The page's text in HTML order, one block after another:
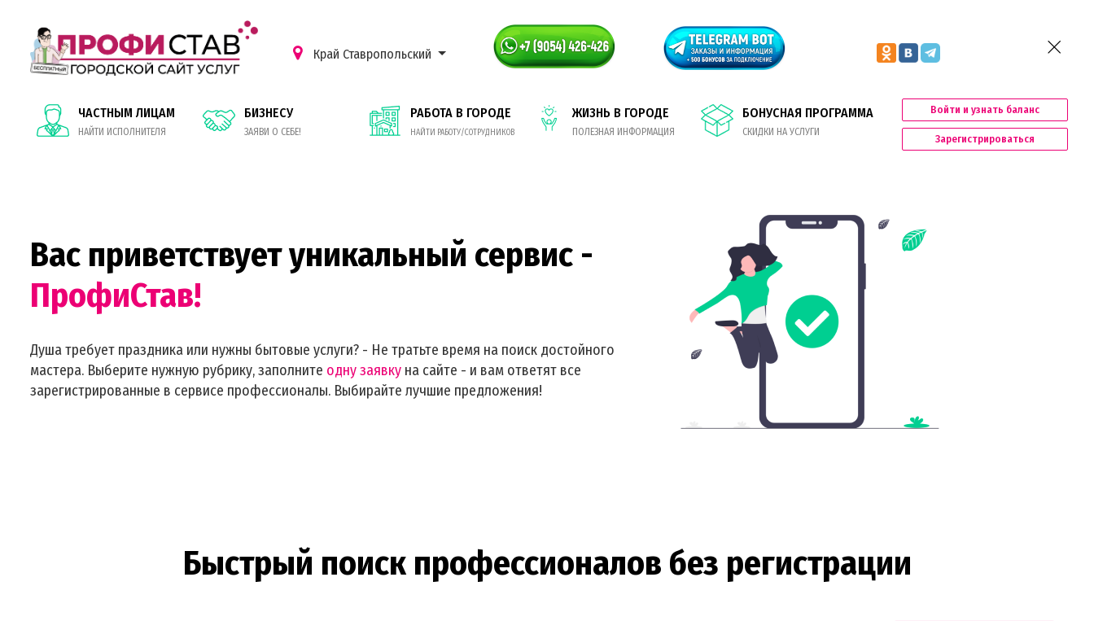
Край Ставропольский
ЧАСТНЫМ ЛИЦАМ
НАЙТИ ИСПОЛНИТЕЛЯ
БИЗНЕСУ
ЗАЯВИ О СЕБЕ!
РАБОТА В ГОРОДЕ
НАЙТИ РАБОТУ/СОТРУДНИКОВ
ЖИЗНЬ В ГОРОДЕ
ПОЛЕЗНАЯ ИНФОРМАЦИЯ
БОНУСНАЯ ПРОГРАММА
СКИДКИ НА УСЛУГИ
Войти и узнать баланс
Зарегистрироваться
Вас приветствует уникальный сервис -
ПрофиСтав!
Душа требует праздника или нужны бытовые услуги? - Не тратьте время на поиск достойного
мастера. Выберите нужную рубрику, заполните одну заявку на сайте - и вам ответят все
зарегистрированные в сервисе профессионалы. Выбирайте лучшие предложения!
Быстрый поиск профессионалов без регистрации